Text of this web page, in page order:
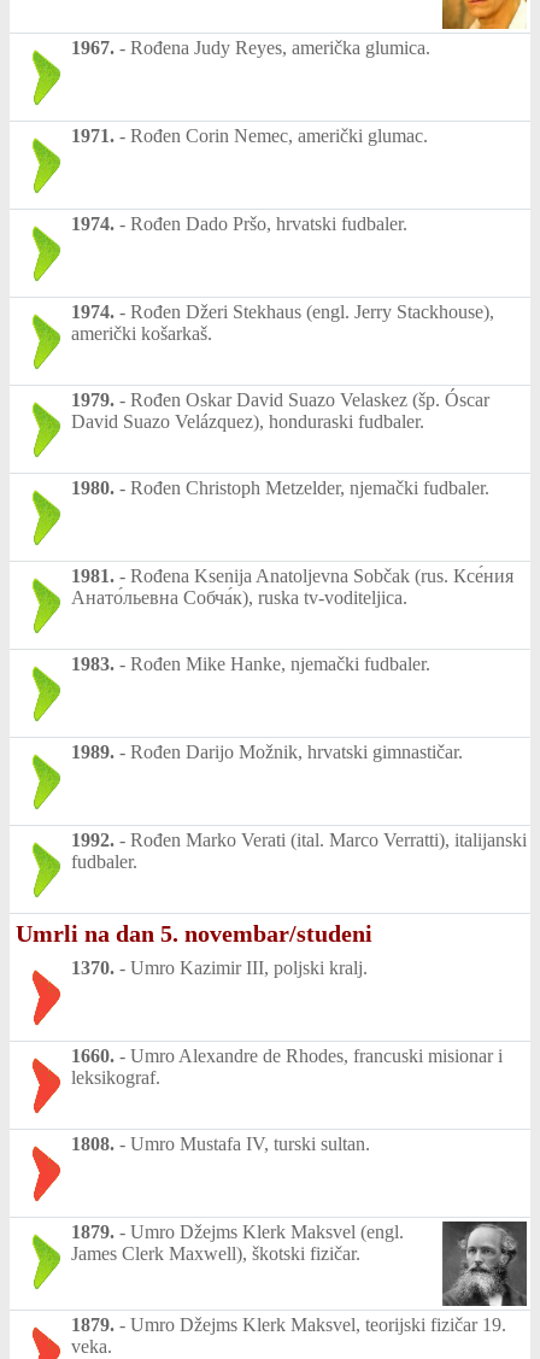
1967. - Rođena Judy Reyes, američka glumica.
1971. - Rođen Corin Nemec, američki glumac.
1974. - Rođen Dado Pršo, hrvatski fudbaler.
1974. - Rođen Džeri Stekhaus (engl. Jerry Stackhouse),
američki košarkaš.
1979. - Rođen Oskar David Suazo Velaskez (šp. Óscar
David Suazo Velázquez), honduraski fudbaler.
1980. - Rođen Christoph Metzelder, njemački fudbaler.
1981. - Rođena Ksenija Anatoljevna Sobčak (rus. Ксе́ния
Анато́льевна Собча́к), ruska tv-voditeljica.
1983. - Rođen Mike Hanke, njemački fudbaler.
1989. - Rođen Darijo Možnik, hrvatski gimnastičar.
1992. - Rođen Marko Verati (ital. Marco Verratti), italijanski
fudbaler.
Umrli na dan 5. novembar/studeni
1370. - Umro Kazimir III, poljski kralj.
1660. - Umro Alexandre de Rhodes, francuski misionar i
leksikograf.
1808. - Umro Mustafa IV, turski sultan.
1879. - Umro Džejms Klerk Maksvel (engl.
James Clerk Maxwell), škotski fizičar.
1879. - Umro Džejms Klerk Maksvel, teorijski fizičar 19.
veka.